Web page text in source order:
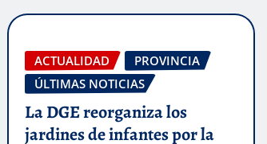
ACTUALIDAD
PROVINCIA
ÚLTIMAS NOTICIAS
La DGE reorganiza los
jardines de infantes por la